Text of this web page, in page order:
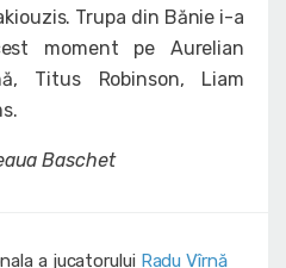
Trupa din Bănie i-a
moment pe Aurelian
Titus Robinson, Liam
Baschet
a jucatorului Radu Vîrnă